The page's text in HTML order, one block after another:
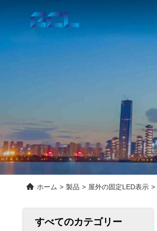
ホーム > 製品 > 屋外の固定LED表示 >
すべてのカテゴリー